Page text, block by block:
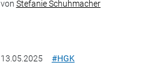
von Stefanie Schuhmacher
13.05.2025 #HGK